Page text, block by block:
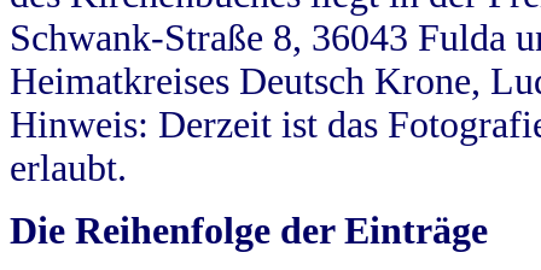
Schwank-Straße 8, 36043 Fulda
Heimatkreises Deutsch Krone,
Hinweis: Derzeit ist das
erlaubt.
Die Reihenfolge der Einträge